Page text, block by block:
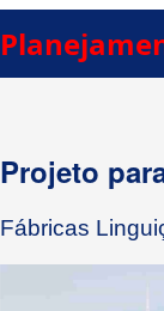
Projeto
Fábricas